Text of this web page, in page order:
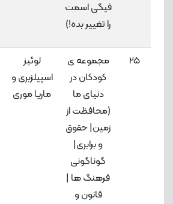
فیگی اسمت
را تغییر بده!)
25
مجموعه ی
کودکان در
دنیای ما
(محافظت از
زمین| حقوق
و برابری|
گوناگونی
فرهنگ ها |
قانون و
لوئیز
اسپیلزبری و
ماریا موری